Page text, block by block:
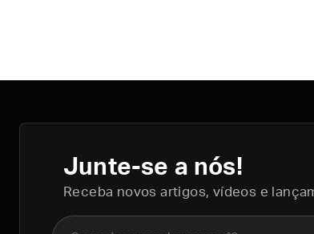
Junte-se a nós!
Receba novos artigos, vídeos e
Nome completo